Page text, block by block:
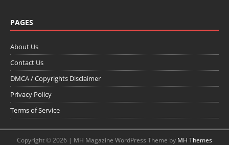
PAGES
About Us
Contact Us
DMCA / Copyrights Disclaimer
Privacy Policy
Terms of Service
Copyright © 2026 | MH Magazine WordPress Theme by MH Themes